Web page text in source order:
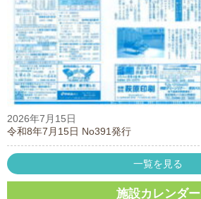
2026年7月15日
令和8年7月15日 No391発行
一覧を見る
施設カレンダー